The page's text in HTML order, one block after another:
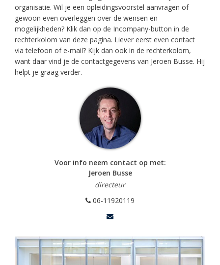
organisatie. Wil je een opleidingsvoorstel aanvragen of
gewoon even overleggen over de wensen en
mogelijkheden? Klik dan op de Incompany-button in de
rechterkolom van deze pagina. Liever eerst even contact
via telefoon of e-mail? Kijk dan ook in de rechterkolom,
want daar vind je de contactgegevens van Jeroen Busse. Hij
helpt je graag verder.
Voor info neem contact op met:
Jeroen Busse
directeur
06-11920119